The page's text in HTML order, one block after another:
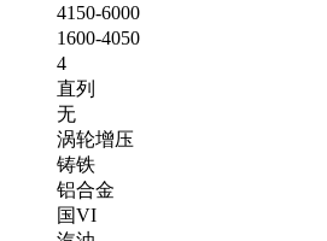
4150-6000
1600-4050
4
直列
无
涡轮增压
铸铁
铝合金
国VI